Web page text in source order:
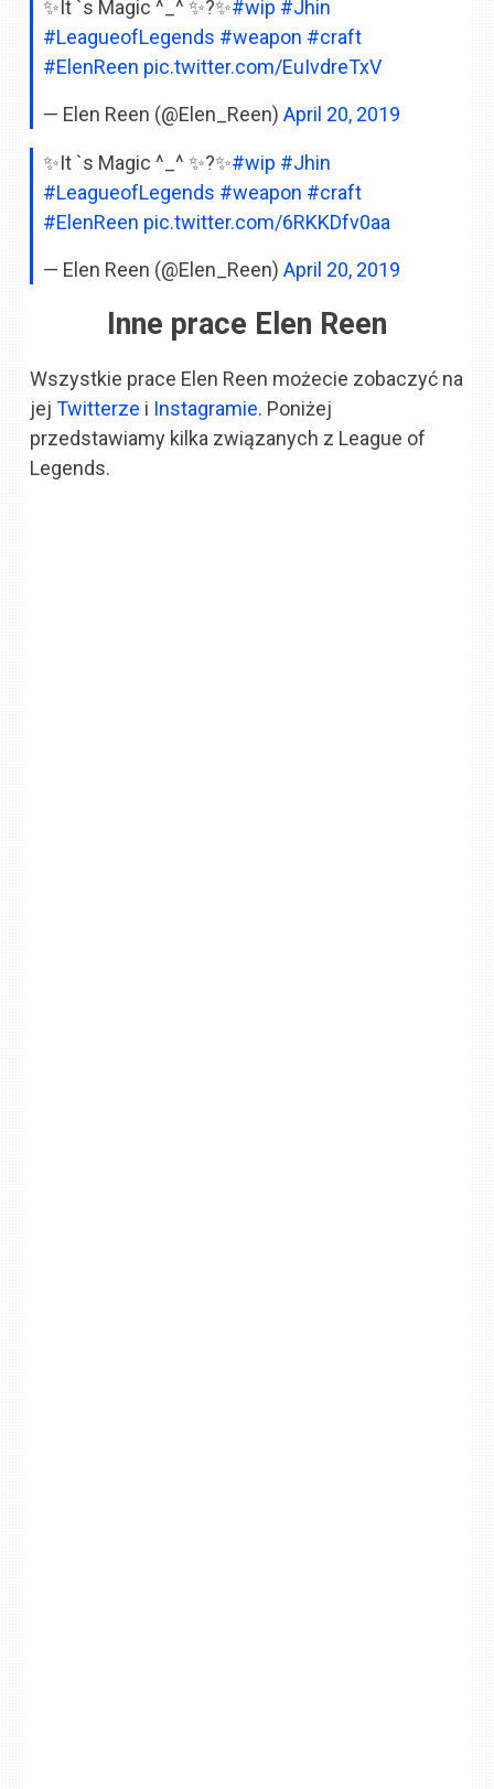
✨It `s Magic ^_^ ✨?✨#wip #Jhin
#LeagueofLegends #weapon #craft
#ElenReen pic.twitter.com/EuIvdreTxV
— Elen Reen (@Elen_Reen)April 20, 2019
✨It `s Magic ^_^ ✨?✨#wip #Jhin
#LeagueofLegends #weapon #craft
#ElenReen pic.twitter.com/6RKKDfv0aa
— Elen Reen (@Elen_Reen)April 20, 2019
Inne prace Elen Reen
Wszystkie prace Elen Reen możecie zobaczyć na
jejTwitterze i Instagramie. Poniżej
przedstawiamy kilka związanych z League of
Legends.